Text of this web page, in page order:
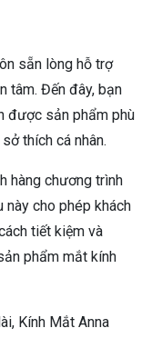
sẵn lòng hỗ trợ
tâm. Đến đây, bạn
được sản phẩm phù
thích cá nhân.
hàng chương trình
này cho phép khách
tiết kiệm và
phẩm mắt kính
Kính Mắt Anna